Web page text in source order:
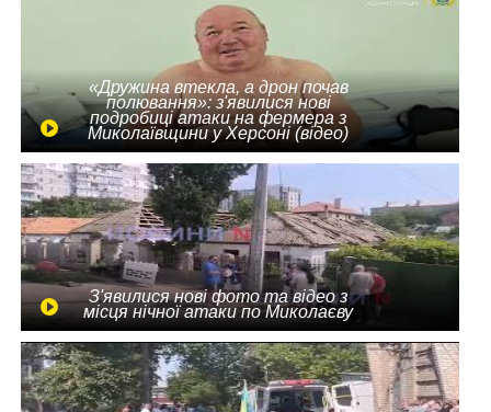
«Дружина втекла, а дрон почав
полювання»: з'явилися нові
подробиці атаки на фермера з
Миколаївщини у Херсоні (відео)
З'явилися нові фото та відео з
місця нічної атаки по Миколаєву